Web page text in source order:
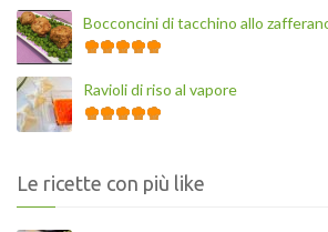
Bocconcini di tacchino allo
Ravioli di riso al vapore
Le ricette con più like